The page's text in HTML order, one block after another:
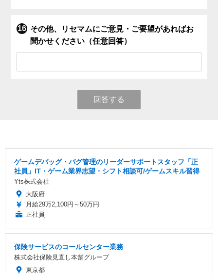
その他、リセマムにご意見・ご要望があればお
聞かせください（任意回答）
回答する
ゲームデバッグ・バグ管理のリーダーサポートスタッフ「正
社員」IT・ゲーム業界志望・シフト相談可/ゲームスキル習得
Yts株式会社
大阪府
月給29万2,100円～50万円
正社員
保険サービスのコールセンター業務
株式会社保険見直し本舗グループ
東京都